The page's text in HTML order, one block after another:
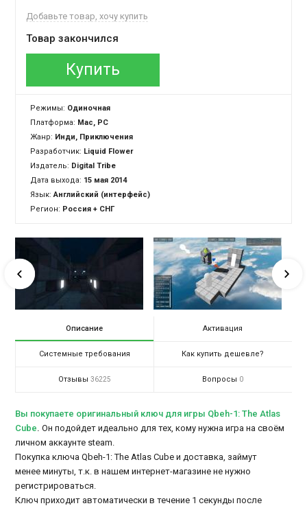
Добавьте товар, хочу купить
Товар закончился
Купить
Режимы: Одиночная
Платформа: Mac, PC
Жанр: Инди, Приключения
Разработчик: Liquid Flower
Издатель: Digital Tribe
Дата выхода: 15 мая 2014
Язык:Английский (интерфейс)
Регион: Россия + СНГ
Описание Активация
Системные требования Как купить дешевле?
Отзывы 36225 Вопросы 0
Вы покупаете оригинальный ключ для игры Qbeh-1: The Atlas
Cube. Он подойдет идеально для тех, кому нужна игра на своём
личном аккаунте steam.
Покупка ключа Qbeh-1: The Atlas Cube и доставка, займут
менее минуты, т.к. в нашем интернет-магазине не нужно
регистрироваться.
Ключ приходит автоматически в течение 1 секунды после